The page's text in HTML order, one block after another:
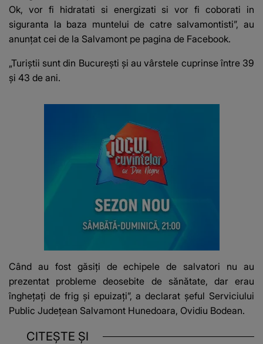
Ok, vor fi hidratati si energizati si vor fi coborati in
siguranta la baza muntelui de catre salvamontisti”, au
anunțat cei de la Salvamont pe pagina de Facebook.
„Turiştii sunt din Bucureşti şi au vârstele cuprinse între 39
şi 43 de ani.
Când au fost găsiţi de echipele de salvatori nu au
prezentat probleme deosebite de sănătate, dar erau
îngheţaţi de frig şi epuizaţi”, a declarat şeful Serviciului
Public Judeţean Salvamont Hunedoara, Ovidiu Bodean.
CITEȘTE ȘI